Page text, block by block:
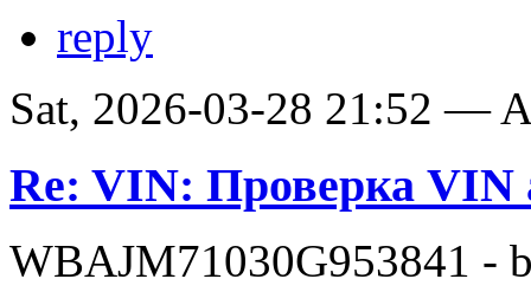
reply
Sat, 2026-03-28 21:52 —
Re: VIN: Проверка VIN
WBAJM71030G953841 -